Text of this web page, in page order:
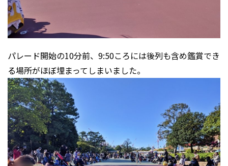
パレード開始の10分前、9:50ころには後列も含め鑑賞でき
る場所がほぼ埋まってしまいました。